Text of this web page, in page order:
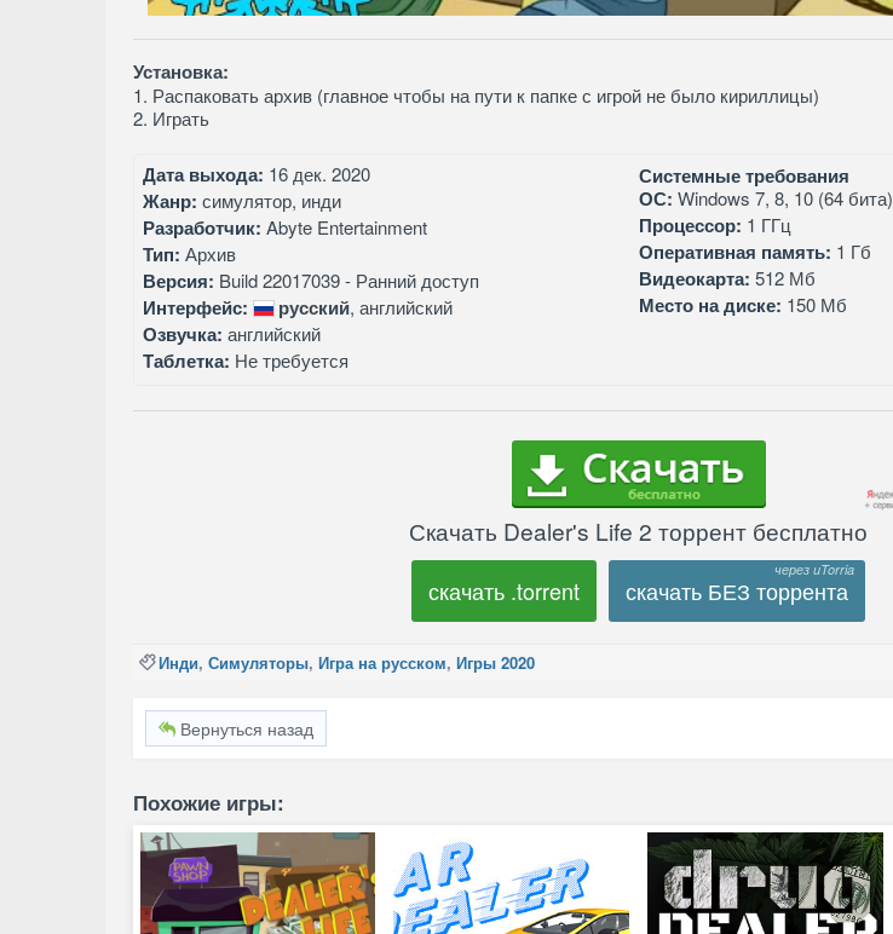
Установка:
1. Распаковать архив (главное чтобы на пути к папке с игрой не было кириллицы)
2. Играть
Дата выхода: 16 дек. 2020
Жанр: симулятор, инди
Разработчик: Abyte Entertainment
Тип: Архив
Версия: Build 22017039 - Ранний доступ
Интерфейс: русский, английский
Озвучка: английский
Таблетка: Не требуется
Системные требования
ОС: Windows 7, 8, 10 (64 бита)
Процессор: 1 ГГц
Оперативная память: 1 Гб
Видеокарта: 512 Мб
Место на диске: 150 Мб
Скачать Dealer's Life 2 торрент бесплатно
скачать .torrent скачать БЕЗ торрента
Инди, Симуляторы, Игра на русском, Игры 2020
Вернуться назад
Похожие игры: